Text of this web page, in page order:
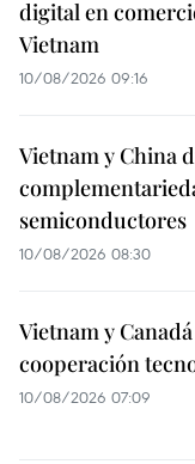
digital en
Vietnam
10/08/2026 09:16
Vietnam y China
semiconductores
10/08/2026 08:30
Vietnam y
cooperación
10/08/2026 07:09